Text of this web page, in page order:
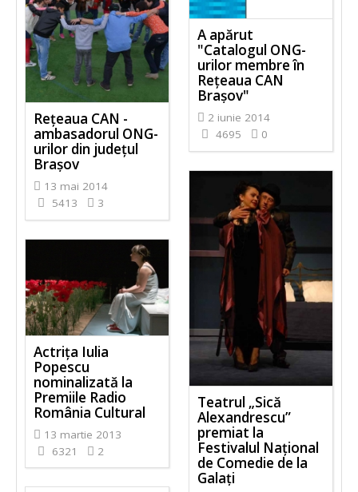
A apărut
"Catalogul ONG-
urilor membre în
Rețeaua CAN
Brașov"
2 iunie 2014
4695
0
Reţeaua CAN -
ambasadorul ONG-
urilor din județul
Brașov
13 mai 2014
5413
3
Teatrul „Sică
Alexandrescu”
premiat la
Festivalul Naţional
de Comedie de la
Galaţi
Actriţa Iulia
Popescu
nominalizată la
Premiile Radio
România Cultural
13 martie 2013
6321
2